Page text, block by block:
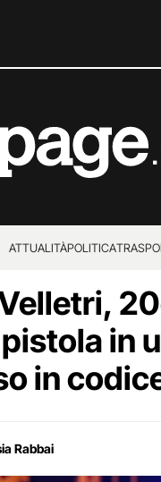
ATTUALITÀPOLITICA
in
in
Rabbai